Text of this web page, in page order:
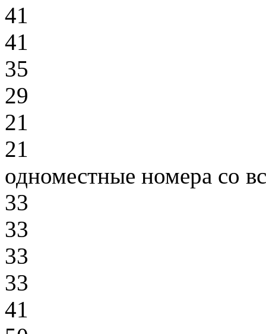
41
41
35
29
21
21
одноместные номера со
33
33
33
33
41